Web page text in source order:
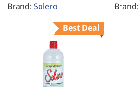
Brand: Solero Brand:
Best Deal